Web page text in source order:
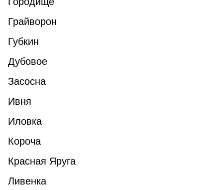
Грайворон
Губкин
Дубовое
Засосна
Ивня
Иловка
Короча
Красная Яруга
Ливенка